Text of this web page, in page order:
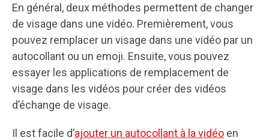
En général, deux méthodes permettent de changer
de visage dans une vidéo. Premièrement, vous
pouvez remplacer un visage dans une vidéo par un
autocollant ou un emoji. Ensuite, vous pouvez
essayer les applications de remplacement de
visage dans les vidéos pour créer des vidéos
d’échange de visage.
Il est facile d’ajouter un autocollant à la vidéo en